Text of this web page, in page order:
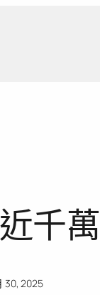
千
30, 2025